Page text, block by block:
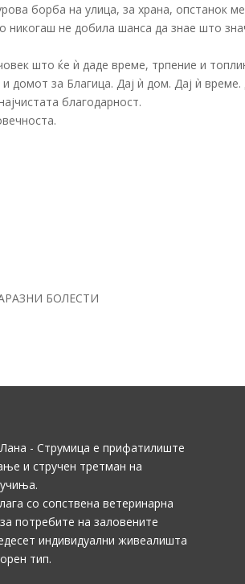
борба на улица, за храна, опстанок
никогаш не добила шанса да знае што
што ќе ѝ даде време, трпение и
домот за Благица. Дај ѝ дом. Дај ѝ време.
благодарност.
БОЛЕСТИ
- Струмица е прифатилиште
и стручен третман на
со сопствена ветеринарна
потребите на заловените
индивидуални живеалишта
тип.